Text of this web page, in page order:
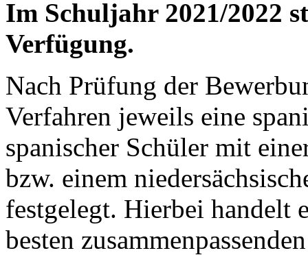
Im Schuljahr 2021/2022
Verfügung.
Nach Prüfung der
Verfahren jeweils eine
spanischer Schüler mit
bzw. einem
festgelegt. Hierbei handelt
besten